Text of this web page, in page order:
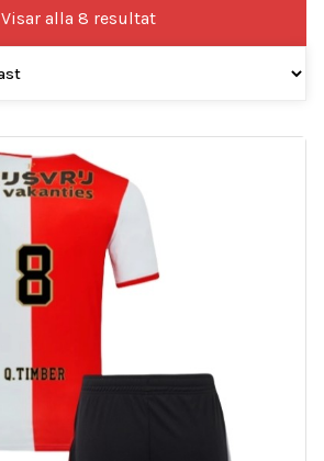
Visar alla 8 resultatSortera
efter